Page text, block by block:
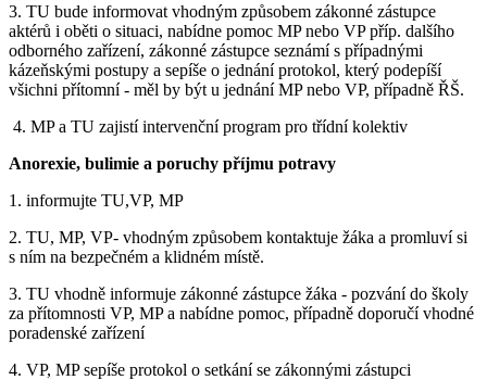
3. TU bude informovat vhodným způsobem zákonné zástupce
aktérů i oběti o situaci, nabídne pomoc MP nebo VP příp. dalšího
odborného zařízení, zákonné zástupce seznámí s případnými
kázeňskými postupy a sepíše o jednání protokol, který podepíší
všichni přítomní - měl by být u jednání MP nebo VP, případně ŘŠ.
4. MP a TU zajistí intervenční program pro třídní kolektiv
Anorexie, bulimie a poruchy příjmu potravy
1. informujte TU,VP, MP
2. TU, MP, VP- vhodným způsobem kontaktuje žáka a promluví si
s ním na bezpečném a klidném místě.
3. TU vhodně informuje zákonné zástupce žáka - pozvání do školy
za přítomnosti VP, MP a nabídne pomoc, případně doporučí vhodné
poradenské zařízení
4. VP, MP sepíše protokol o setkání se zákonnými zástupci